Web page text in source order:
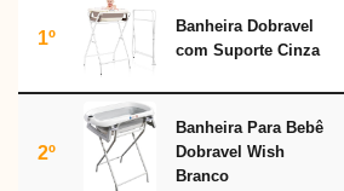
1º
Banheira Dobravel
com Suporte Cinza
2º
Banheira Para Bebê
Dobravel Wish
Branco